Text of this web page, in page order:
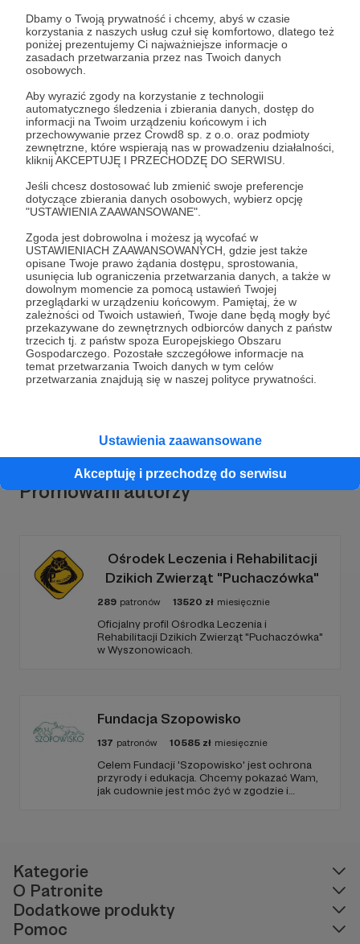
Dbamy o Twoją prywatność i chcemy, abyś w czasie
korzystania z naszych usług czuł się komfortowo, dlatego też
poniżej prezentujemy Ci najważniejsze informacje o
zasadach przetwarzania przez nas Twoich danych
osobowych.
Aby wyrazić zgody na korzystanie z technologii
automatycznego śledzenia i zbierania danych, dostęp do
informacji na Twoim urządzeniu końcowym i ich
przechowywanie przez Crowd8 sp. z o.o. oraz podmioty
zewnętrzne, które wspierają nas w prowadzeniu działalności,
kliknij AKCEPTUJĘ I PRZECHODZĘ DO SERWISU.
Jeśli chcesz dostosować lub zmienić swoje preferencje
dotyczące zbierania danych osobowych, wybierz opcję
"USTAWIENIA ZAAWANSOWANE".
Zgoda jest dobrowolna i możesz ją wycofać w
USTAWIENIACH ZAAWANSOWANYCH, gdzie jest także
opisane Twoje prawo żądania dostępu, sprostowania,
usunięcia lub ograniczenia przetwarzania danych, a także w
dowolnym momencie za pomocą ustawień Twojej
przeglądarki w urządzeniu końcowym. Pamiętaj, że w
zależności od Twoich ustawień, Twoje dane będą mogły być
przekazywane do zewnętrznych odbiorców danych z państw
trzecich tj. z państw spoza Europejskiego Obszaru
Gospodarczego. Pozostałe szczegółowe informacje na
temat przetwarzania Twoich danych w tym celów
przetwarzania znajdują się w naszej polityce prywatności.
Ustawienia zaawansowane
Akceptuję i przechodzę do serwisu
Odpowiedz
Użytkownik
3 dni temu
Komentarz użytkownika
Zostań Patronem
Dołącz do grona Patronów!
Wesprzyj działalność AutoraPodnoszenieCieżarów.Pl
już teraz!
Promowani autorzy
Ośrodek Leczenia i Rehabilitacji
Dzikich Zwierząt "Puchaczówka"
289 patronów 13520 zł miesięcznie
Oficjalny profil Ośrodka Leczenia i
Rehabilitacji Dzikich Zwierząt "Puchaczówka"
w Wyszonowicach.
Fundacja Szopowisko
137 patronów 10585 zł miesięcznie
Celem Fundacji 'Szopowisko' jest ochrona
przyrody i edukacja. Chcemy pokazać Wam,
jak cudownie jest móc żyć w zgodzie i
Kategorie
O Patronite
Dodatkowe produkty
Pomoc